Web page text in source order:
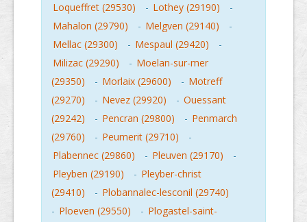
Loqueffret (29530)
- Lothey (29190)
-
Mahalon (29790)
- Melgven (29140)
-
Mellac (29300)
- Mespaul (29420)
-
Milizac (29290)
- Moelan-sur-mer
(29350)
- Morlaix (29600) - Motreff
(29270)
- Nevez (29920) - Ouessant
(29242)
- Pencran (29800) - Penmarch
(29760)
- Peumerit (29710)
-
Plabennec (29860)
- Pleuven (29170)
-
Pleyben (29190)
- Pleyber-christ
(29410)
- Plobannalec-lesconil (29740)
- Ploeven (29550) - Plogastel-saint-